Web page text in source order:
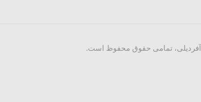
آفردیلی، تمامی حقوق محفوظ است.